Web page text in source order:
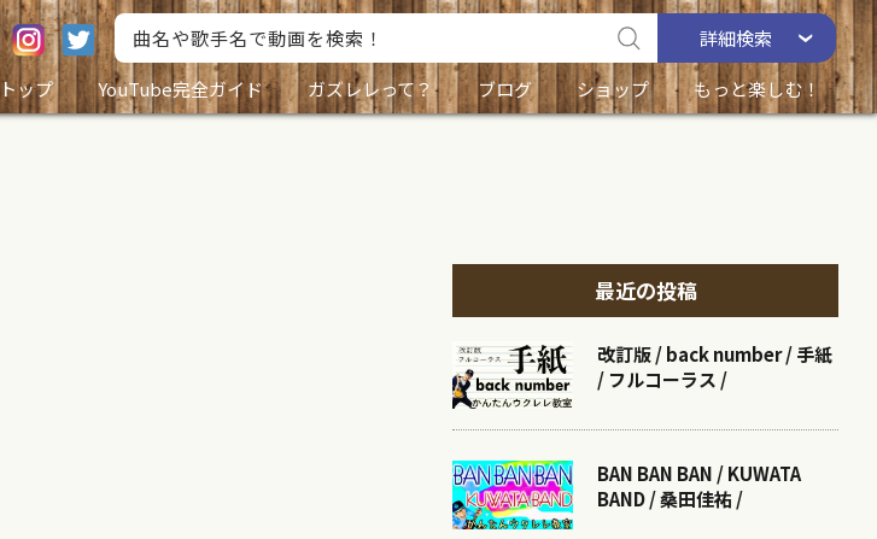
詳細検索
トップ
YouTube完全ガイド ガズレレって？ ブログ ショップ もっと楽しむ！
最近の投稿
改訂版 / back number / 手紙
/ フルコーラス /
BAN BAN BAN / KUWATA
BAND / 桑田佳祐 /